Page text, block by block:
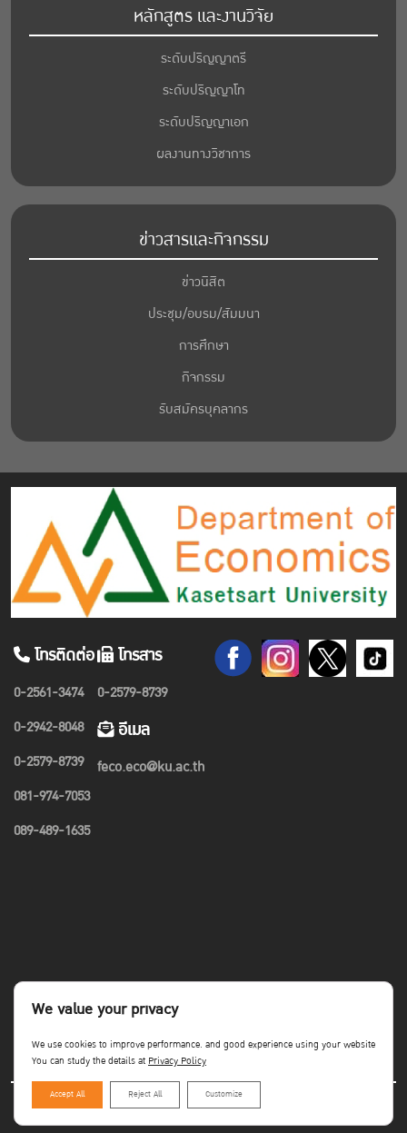
หลักสูตร และงานวิจัย
ระดับปริญญาตรี
ระดับปริญญาโท
ระดับปริญญาเอก
ผลงานทางวิชาการ
ข่าวสารและกิจกรรม
ข่าวนิสิต
ประชุม/อบรม/สัมมนา
การศึกษา
กิจกรรม
รับสมัครบุคลากร
โทรติดต่อ
0-2561-3474
0-2942-8048
0-2579-8739
081-974-7053
089-489-1635
โทรสาร
0-2579-8739
อีเมล
feco.eco@ku.ac.th
Copyright©Faculty of Economics KU
We value your privacy
We use cookies to improve performance. and good experience using your website
You can study the details atPrivacy Policy
Accept All Reject All Customize